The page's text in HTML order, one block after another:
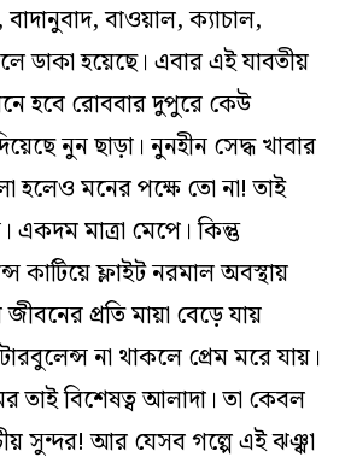
বাওয়াল, ক্যাচাল,
ডাকা হয়েছে। এবার এই যাবতীয়
হবে রোববার দুপুরে কেউ
নুন ছাড়া। নুনহীন সেদ্ধ খাবার
হলেও মনের পক্ষে তো না! তাই
মাত্রা মেপে। কিন্তু
কাটিয়ে ফ্লাইট নরমাল অবস্থায়
প্রতি মায়া বেড়ে যায়
না থাকলে প্রেম মরে যায়।
তাই বিশেষত্ব আলাদা। তা কেবল
সুন্দর! আর যেসব গল্পে এই ঝঞ্ঝা